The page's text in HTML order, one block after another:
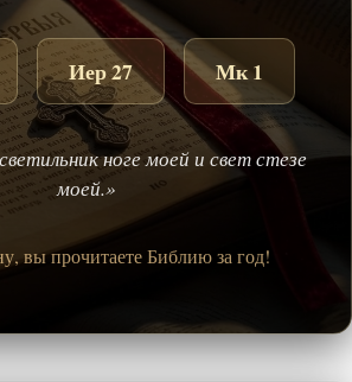
Иер 27 Мк 1
ноге моей и свет стезе
моей.»
вы прочитаете Библию за год!